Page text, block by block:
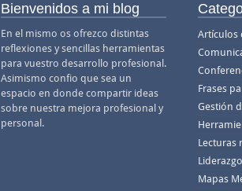
Bienvenidos a mi blog
En el mismo os ofrezco distintas
reflexiones y sencillas herramientas
para vuestro desarrollo profesional.
Asimismo confio que sea un
espacio en donde compartir ideas
sobre nuestra mejora profesional y
personal.
Artículos
Frases
Gestión
Lecturas
Liderazgo
Mapas